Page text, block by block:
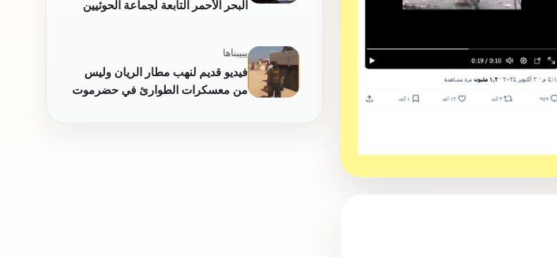
البحر الأحمر التابعة لجماعة الحوثيين
يبيبناها
فيديو قديم لنهب مطار الريان وليس
من معسكرات الطوارئ في حضرموت